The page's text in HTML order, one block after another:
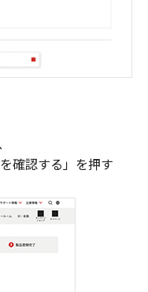
確認する」を押す